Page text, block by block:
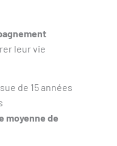
leur vie
de 15 années
moyenne de